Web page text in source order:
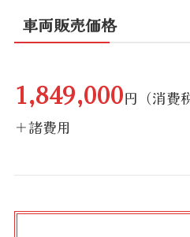
車両販売価格
1,849,000円（消費
＋諸費用